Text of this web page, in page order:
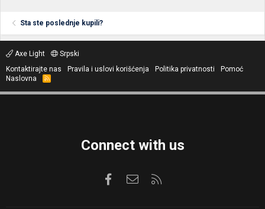
Sta ste poslednje kupili?
Axe Light
Srpski
Kontaktirajte nas
Pravila i uslovi korišćenja Politika privatnosti
Pomoć
Naslovna
R
S
Connect with us
FacebookKontaktirajte nas